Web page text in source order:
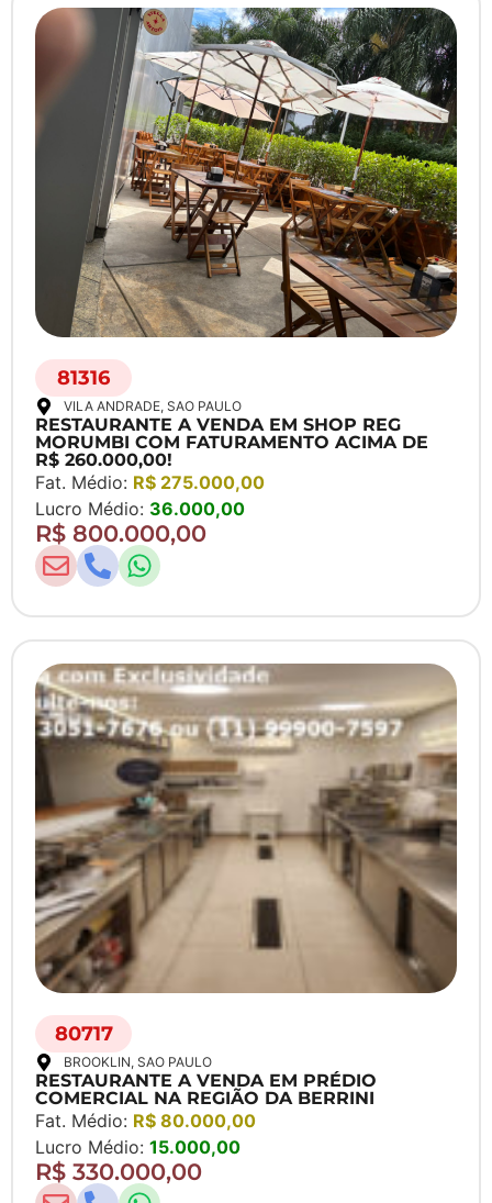
81316
VILA ANDRADE, SAO PAULO
RESTAURANTE A VENDA EM SHOP REG
MORUMBI COM FATURAMENTO ACIMA DE
R$ 260.000,00!
Fat. Médio: R$ 275.000,00
Lucro Médio: 36.000,00
R$ 800.000,00
80717
BROOKLIN, SAO PAULO
RESTAURANTE A VENDA EM PRÉDIO
COMERCIAL NA REGIÃO DA BERRINI
Fat. Médio: R$ 80.000,00
Lucro Médio: 15.000,00
R$ 330.000,00